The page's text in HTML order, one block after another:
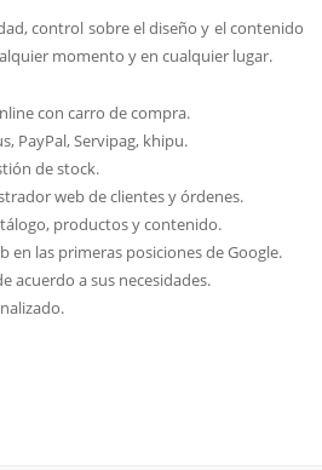
control sobre el diseño y el contenido
momento y en cualquier lugar.
con carro de compra.
PayPal, Servipag, khipu.
de stock.
web de clientes y órdenes.
productos y contenido.
en las primeras posiciones de Google.
acuerdo a sus necesidades.